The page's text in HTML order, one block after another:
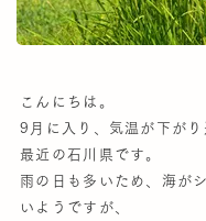
こんにちは。
9月に入り、気温が下が
最近の石川県です。
雨の日も多いため、海が
いようですが、